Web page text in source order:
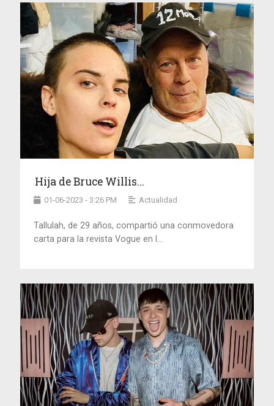
Hija de Bruce Willis...
01-06-2023 - 3:26 PM Actualidad
Tallulah, de 29 años, compartió una conmovedora
carta para la revista Vogue en l...